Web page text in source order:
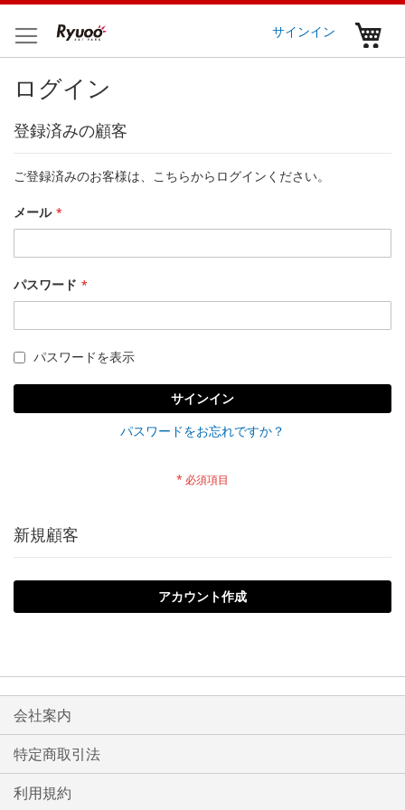
ン
テ
ツ
に
ス
キ
プ
サインイン
ログイン
登録済みの顧客
ご登録済みのお客様は、こちらからログインください。
メール
パスワード
パスワードを表示
サインイン
パスワードをお忘れですか？
新規顧客
アカウント作成
会社案内
特定商取引法
利用規約